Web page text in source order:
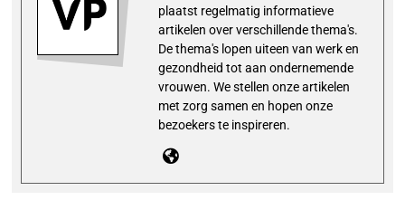
plaatst regelmatig informatieve
artikelen over verschillende thema's.
De thema's lopen uiteen van werk en
gezondheid tot aan ondernemende
vrouwen. We stellen onze artikelen
met zorg samen en hopen onze
bezoekers te inspireren.